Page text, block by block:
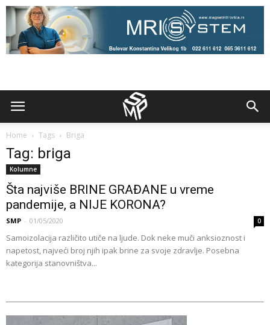
Home Tags Briga
Tag: briga
Kolumne
Šta najviše BRINE GRAĐANE u vreme
pandemije, a NIJE KORONA?
SMP - 01/05/2020 0
Samoizolacija različito utiče na ljude. Dok neke muči anksioznost i
napetost, najveći broj njih ipak brine za svoje zdravlje. Posebna
kategorija stanovništva...